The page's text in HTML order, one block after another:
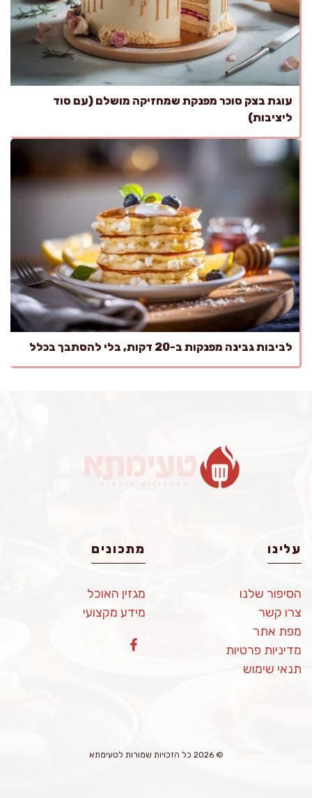
עוגת בצק סוכר מפנקת שמחזיקה מושלם (עם סוד
ליציבות)
לביבות גבינה מפנקות ב-20 דקות, בלי להסתבך בכלל
עלינו
הסיפור שלנו
צרו קשר
מפת אתר
מדיניות פרטיות
תנאי שימוש
מתכונים
מגזין האוכל
מידע מקצועי
© 2026 כל הזכויות שמורות לטעימתא